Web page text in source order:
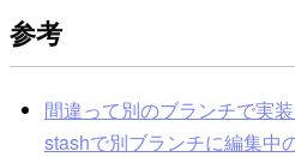
参考
間違って別のブランチで実
stashで別ブランチに編集中